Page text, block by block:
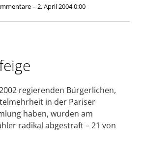
– 2. April 2004 0:00
regierenden Bürgerlichen,
in der Pariser
haben, wurden am
radikal abgestraft – 21 von